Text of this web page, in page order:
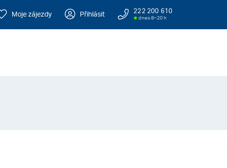
Moje zájezdy Přihlásit 222 200 610
dnes 8–20 h